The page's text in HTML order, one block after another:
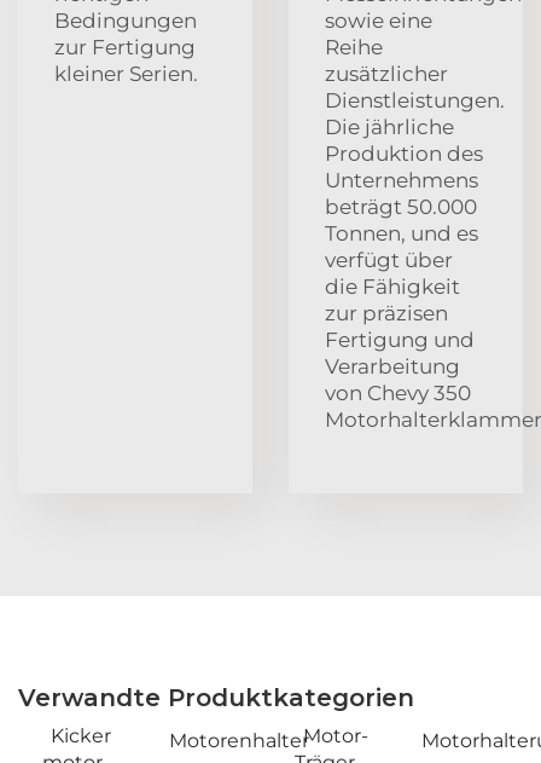
Bedingungen
zur Fertigung
kleiner Serien.
sowie eine
Reihe
zusätzlicher
Dienstleistungen.
Die jährliche
Produktion des
Unternehmens
beträgt 50.000
Tonnen, und es
verfügt über
die Fähigkeit
zur präzisen
Fertigung und
Verarbeitung
von Chevy 350
Verwandte Produktkategorien
Kicker
MotorenhalterMotor-